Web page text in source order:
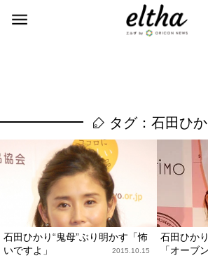
タグ：石田ひか
石田ひかり“鬼母”ぶり明かす「怖
いですよ」
2015.10.15
石田ひか
「オーブ